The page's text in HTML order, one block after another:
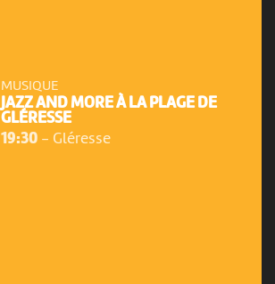
MUSIQUE
JAZZ AND MORE À LA PLAGE DE
GLÉRESSE
19:30- Gléresse